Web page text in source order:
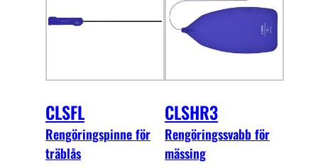
CLSFL
Rengöringspinne för
träblås
CLSHR3
Rengöringssvabb för
mässing